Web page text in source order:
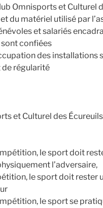
Omnisports et Culturel
du matériel utilisé par
et salariés
confiées
des installations
régularité
et Culturel des Écureuils
le sport doit
l’adversaire,
le sport doit rester
le sport se